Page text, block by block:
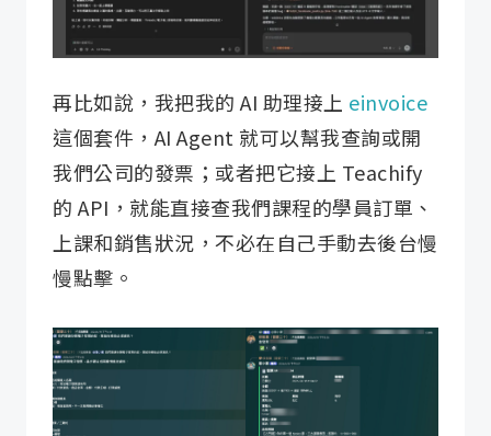
再比如說，我把我的 AI 助理接上 einvoice
這個套件，AI Agent 就可以幫我查詢或開
我們公司的發票；或者把它接上 Teachify
的 API，就能直接查我們課程的學員訂單、
上課和銷售狀況，不必在自己手動去後台慢
慢點擊。